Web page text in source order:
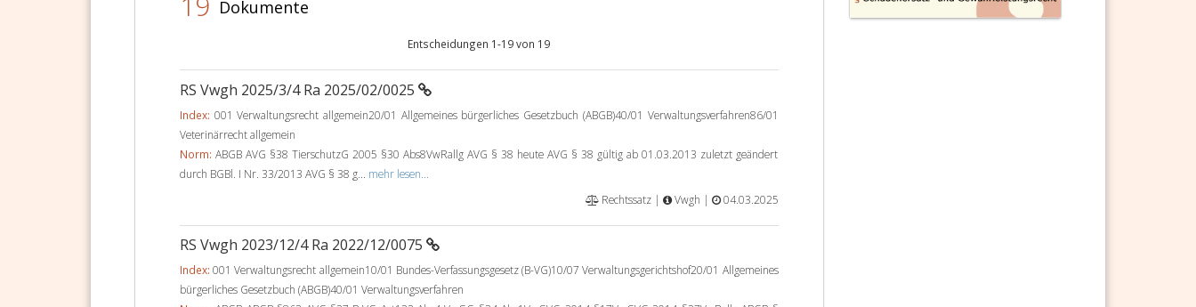
Dokumente
Entscheidungen 1-19 von 19
RS Vwgh 2025/3/4 Ra 2025/02/0025
Index: 001 Verwaltungsrecht allgemein20/01 Allgemeines bürgerliches Gesetzbuch (ABGB)40/01 Verwaltungsverfahren86/01
Veterinärrecht allgemein
Norm: ABGB AVG §38 TierschutzG 2005 §30 Abs8VwRallg AVG § 38 heute AVG § 38 gültig ab 01.03.2013 zuletzt geändert
durch BGBl. I Nr. 33/2013 AVG § 38 g... mehr lesen...
Rechtssatz |
Vwgh | 04.03.2025
RS Vwgh 2023/12/4 Ra 2022/12/0075
Index: 001 Verwaltungsrecht allgemein10/01 Bundes-Verfassungsgesetz (B-VG)10/07 Verwaltungsgerichtshof20/01 Allgemeines
bürgerliches Gesetzbuch (ABGB)40/01 Verwaltungsverfahren